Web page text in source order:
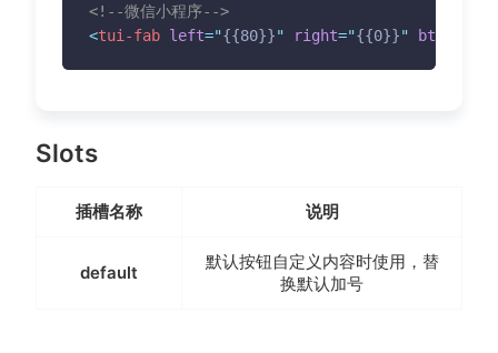
<!--微信小程序-->
<tui-fab left="{{80}}" right="{{0}}" btnList
Slots
插槽名称 说明
default
默认按钮自定义内容时使用，替
换默认加号